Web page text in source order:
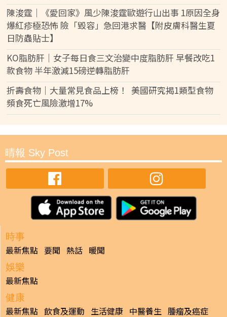
陳浚霆｜《愛回家》風少陳浚霆歐遊行山出事 1原因全身
爆紅疹極恐怖 險「毀容」急回港求醫【附皮膚科醫生夏
日防蟲貼士】
KO脂肪肝｜女子每日食三文治變中度脂肪肝 早餐改吃1
款食物 半年激減15磅逆轉脂肪肝
折壽食物｜大量常見食品上榜！ 美國研究揭1類型食物
頻食死亡風險激增17%
晴報 Sky Post
時事
最新焦點 要聞 熱話 暖聞
娛樂
最新焦點
健康
最新焦點 飲食及運動 生活健康 中醫養生 腫瘤及癌症